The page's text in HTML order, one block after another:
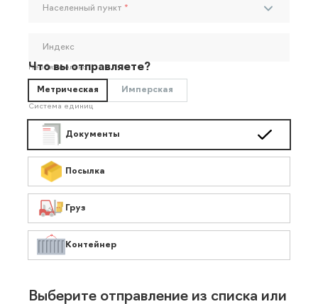
Населенный пункт *
Индекс
Необязательно
Что вы отправляете?
Метрическая Имперская
Система единиц
Документы
Посылка
Груз
Контейнер
Выберите отправление из списка или